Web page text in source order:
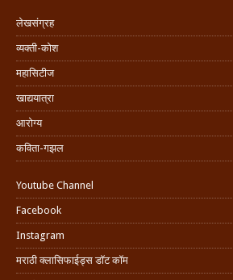
लेखसंग्रह
व्यक्ती-कोश
महासिटीज
खाद्ययात्रा
आरोग्य
कविता-गझल
Youtube Channel
Facebook
Instagram
मराठी क्लासिफाईड्स डॉट कॉम